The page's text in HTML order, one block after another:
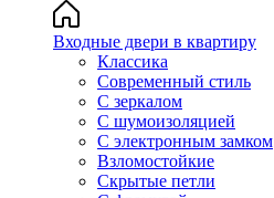
Входные двери в квартиру
Классика
Современный стиль
С зеркалом
С шумоизоляцией
С электронным замком
Взломостойкие
Скрытые петли